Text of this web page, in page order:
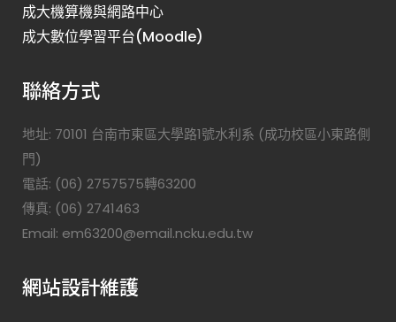
成大機算機與網路中心
成大數位學習平台(Moodle)
聯絡方式
地址: 70101 台南市東區大學路1號水利系 (成功校區小東路側
門)
電話: (06) 2757575轉63200
傳真: (06) 2741463
Email: em63200@email.ncku.edu.tw
網站設計維護